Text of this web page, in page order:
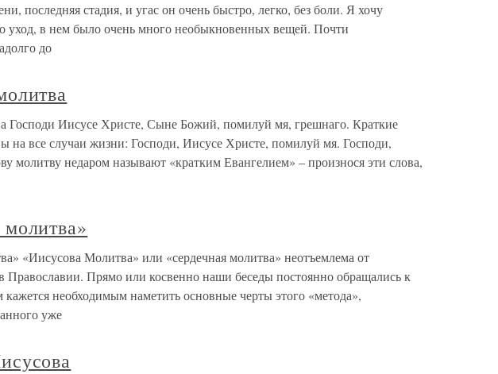
последняя стадия, и угас он очень быстро, легко, без боли. Я хочу
уход, в нем было очень много необыкновенных вещей. Почти
до
Господи Иисусе Христе, Сыне Божий, помилуй мя, грешнаго. Краткие
на все случаи жизни: Господи, Иисусе Христе, помилуй мя. Господи,
молитву недаром называют «кратким Евангелием» – произнося эти слова,
«Иисусова Молитва» или «сердечная молитва» неотъемлема от
Православии. Прямо или косвенно наши беседы постоянно обращались к
необходимым наметить основные черты этого «метода»,
уже